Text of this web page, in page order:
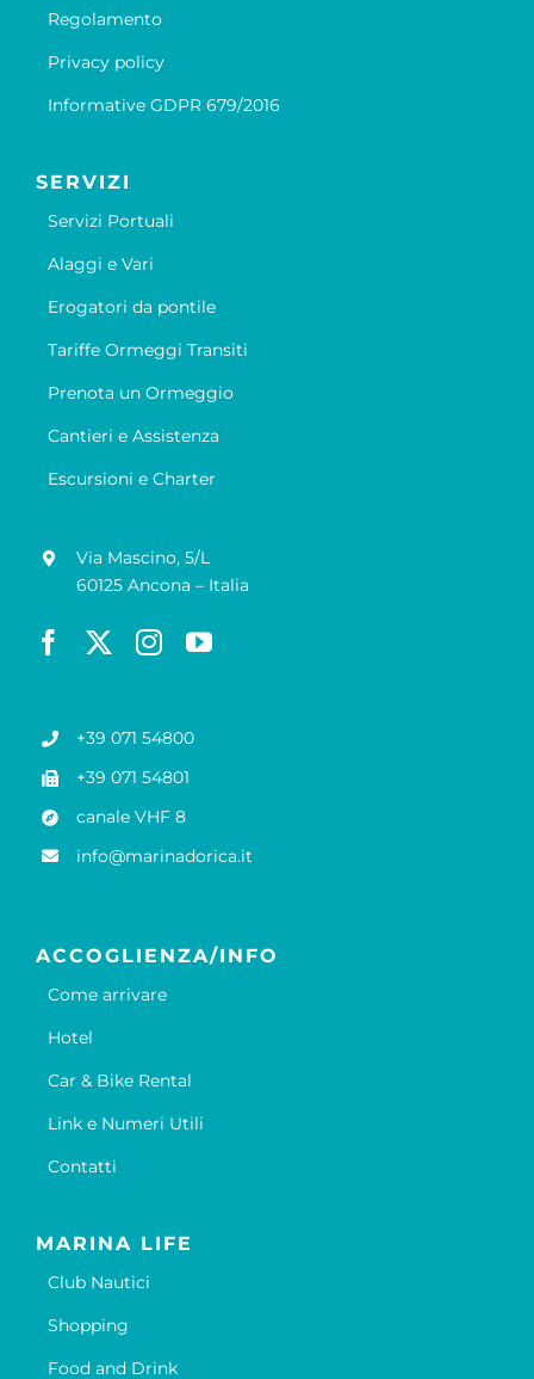
Regolamento
Privacy policy
Informative GDPR 679/2016
SERVIZI
Servizi Portuali
Alaggi e Vari
Erogatori da pontile
Tariffe Ormeggi Transiti
Prenota un Ormeggio
Cantieri e Assistenza
Escursioni e Charter
Via Mascino, 5/L
60125 Ancona – Italia
+39 071 54800
+39 071 54801
canale VHF 8
info@marinadorica.it
ACCOGLIENZA/INFO
Come arrivare
Hotel
Car & Bike Rental
Link e Numeri Utili
Contatti
MARINA LIFE
Club Nautici
Shopping
Food and Drink